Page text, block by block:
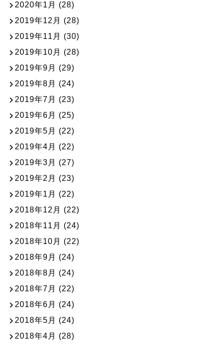
2020年1月 (28)
2019年12月 (28)
2019年11月 (30)
2019年10月 (28)
2019年9月 (29)
2019年8月 (24)
2019年7月 (23)
2019年6月 (25)
2019年5月 (22)
2019年4月 (22)
2019年3月 (27)
2019年2月 (23)
2019年1月 (22)
2018年12月 (22)
2018年11月 (24)
2018年10月 (22)
2018年9月 (24)
2018年8月 (24)
2018年7月 (22)
2018年6月 (24)
2018年5月 (24)
2018年4月 (28)